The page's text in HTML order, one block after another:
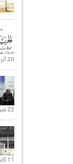
20 أبريل 2021 |
22 فبراير 2021 |
11 أكتوبر 2020 |